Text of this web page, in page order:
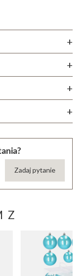
Zadaj pytanie
Z